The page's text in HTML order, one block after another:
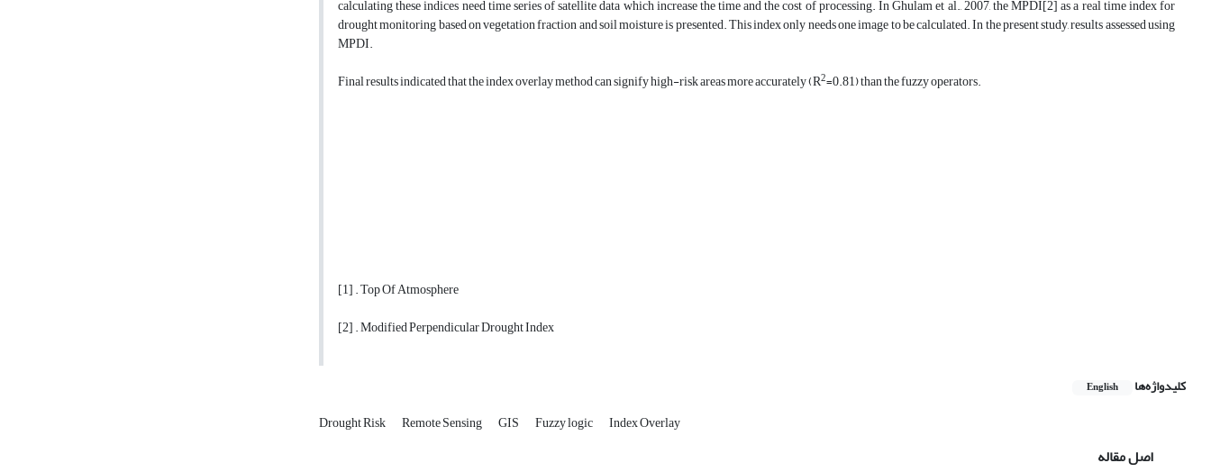
calculating these indices need time series of satellite data which increase the time and the cost of processing. In Ghulam et al., 2007, the MPDI[2] as a real time index for
drought monitoring based on vegetation fraction and soil moisture is presented. This index only needs one image to be calculated. In the present study, results assessed using
MPDI.
Final results indicated that the index overlay method can signify high-risk areas more accurately (R2=0.81) than the fuzzy operators.
[1] . Top Of Atmosphere
[2] . Modified Perpendicular Drought Index
کلیدواژه‌ها English
Drought Risk Remote Sensing GIS Fuzzy logic Index Overlay
اصل مقاله